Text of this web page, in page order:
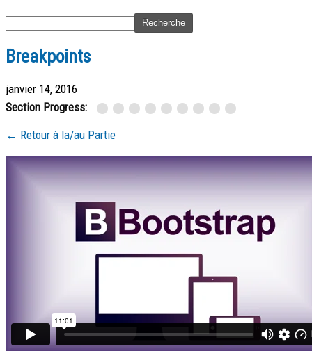
Breakpoints
janvier 14, 2016
Section Progress:
← Retour à la/au Partie